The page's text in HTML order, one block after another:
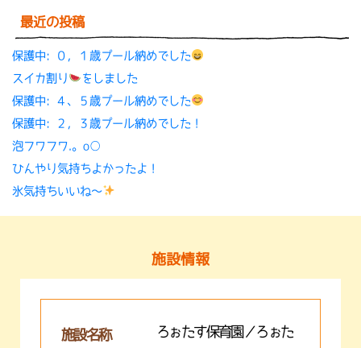
最近の投稿
保護中: ０，１歳プール納めでした
スイカ割り
をしました
保護中: ４、５歳プール納めでした
保護中: ２，３歳プール納めでした！
泡フワフワ.。o○
ひんやり気持ちよかったよ！
氷気持ちいいね〜
施設情報
施設名称
ろぉたす保育園／ろぉた